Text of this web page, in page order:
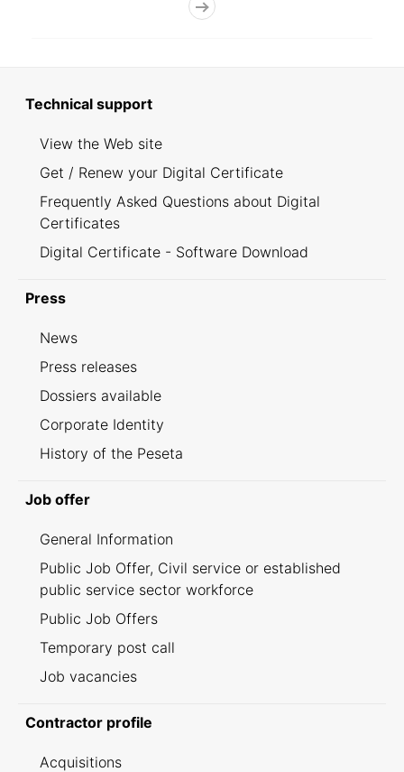
Technical support
View the Web site
Get / Renew your Digital Certificate
Frequently Asked Questions about Digital
Certificates
Digital Certificate - Software Download
Press
News
Press releases
Dossiers available
Corporate Identity
History of the Peseta
Job offer
General Information
Public Job Offer, Civil service or established
public service sector workforce
Public Job Offers
Temporary post call
Job vacancies
Contractor profile
Acquisitions